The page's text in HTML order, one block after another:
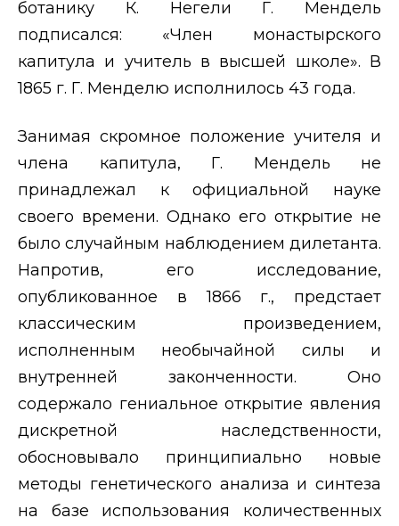
ботанику К. Негели Г. Мендель
подписался: «Член монастырского
капитула и учитель в высшей школе». В
1865 г. Г. Менделю исполнилось 43 года.
Занимая скромное положение учителя и
члена капитула, Г. Мендель не
принадлежал к официальной науке
своего времени. Однако его открытие не
было случайным наблюдением дилетанта.
Напротив, его исследование,
опубликованное в 1866 г., предстает
классическим произведением,
исполненным необычайной силы и
внутренней законченности. Оно
содержало гениальное открытие явления
дискретной наследственности,
обосновывало принципиально новые
методы генетического анализа и синтеза
на базе использования количественных